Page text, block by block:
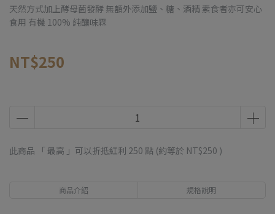
天然方式加上酵母菌發酵 無額外添加鹽、糖、酒精 素食者亦可安心
食用 有機 100% 純釀味霖
NT$250
此商品 「 最高 」可以折抵紅利 250 點 (約等於 NT$250 )
商品介紹 規格說明